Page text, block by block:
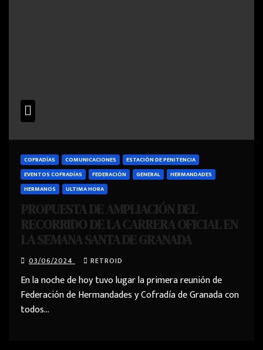
COFRADÍAS COMUNICACIONES
ESTACIÓN DE PENITENCIA
EVENTOS COFRADÍAS
FEDERACIÓN GENERAL
HERMANDADES
HERMANOS
ULTIMA HORA
PROPUESTA DE AMPLIACIÓN DEL
RECORRIDO DE LA CARRERA OFICIAL EN
LA SEMANA SANTA DE GRANADA
03/06/2024 RETROID
En la noche de hoy tuvo lugar la primera reunión de
Federación de Hermandades y Cofradía de Granada con
todos…